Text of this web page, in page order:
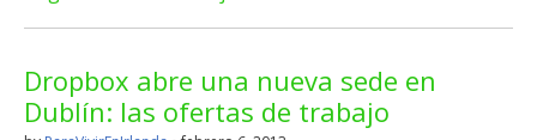
Alojamiento en
Irlanda
Dropbox abre una nueva sede en
Dublín: las ofertas de trabajo